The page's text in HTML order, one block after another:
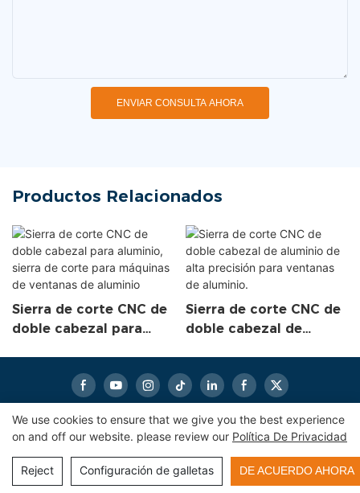
ENVIAR CONSULTA AHORA
Productos Relacionados
Sierra de corte CNC de
doble cabezal para
ventanas de aluminio
Sierra de corte CNC de
doble cabezal de
de aluminio.
Derechos de autor© 2024eworldmachinery.com|Mapa del
sitio
Política de privacidad
We use cookies to ensure that we give you the best experience
on and off our website. please review our Política De Privacidad
Reject Configuración de galletas DE ACUERDO AHORA